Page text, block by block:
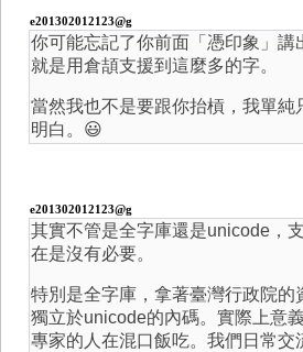
e201302012123@g
你可能忘記了你前面「憑印象」講
就是用倉頡支援到這麼多的字。
當然我也不是要跟你抬槓，我單純
明白。😃
e201302012123@g
其實不管是全字庫還是unicode，
在是沒有必要。
特別是全字庫，拿著臺灣行政院的
獨立於unicode的內碼。實際上意
專家的人在混口飯吃。我們日常交